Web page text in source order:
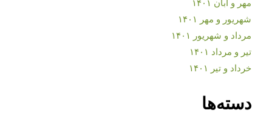
شهریور و مهر ۱۴۰۱
مرداد و شهریور ۱۴۰۱
تیر و مرداد ۱۴۰۱
خرداد و تیر ۱۴۰۱
دسته‌ها